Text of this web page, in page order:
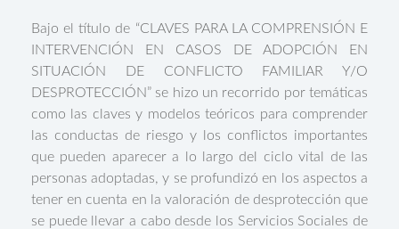
Bajo el título de “CLAVES PARA LA COMPRENSIÓN E
INTERVENCIÓN EN CASOS DE ADOPCIÓN EN
SITUACIÓN DE CONFLICTO FAMILIAR Y/O
DESPROTECCIÓN” se hizo un recorrido por temáticas
como las claves y modelos teóricos para comprender
las conductas de riesgo y los conflictos importantes
que pueden aparecer a lo largo del ciclo vital de las
personas adoptadas, y se profundizó en los aspectos a
tener en cuenta en la valoración de desprotección que
se puede llevar a cabo desde los Servicios Sociales de